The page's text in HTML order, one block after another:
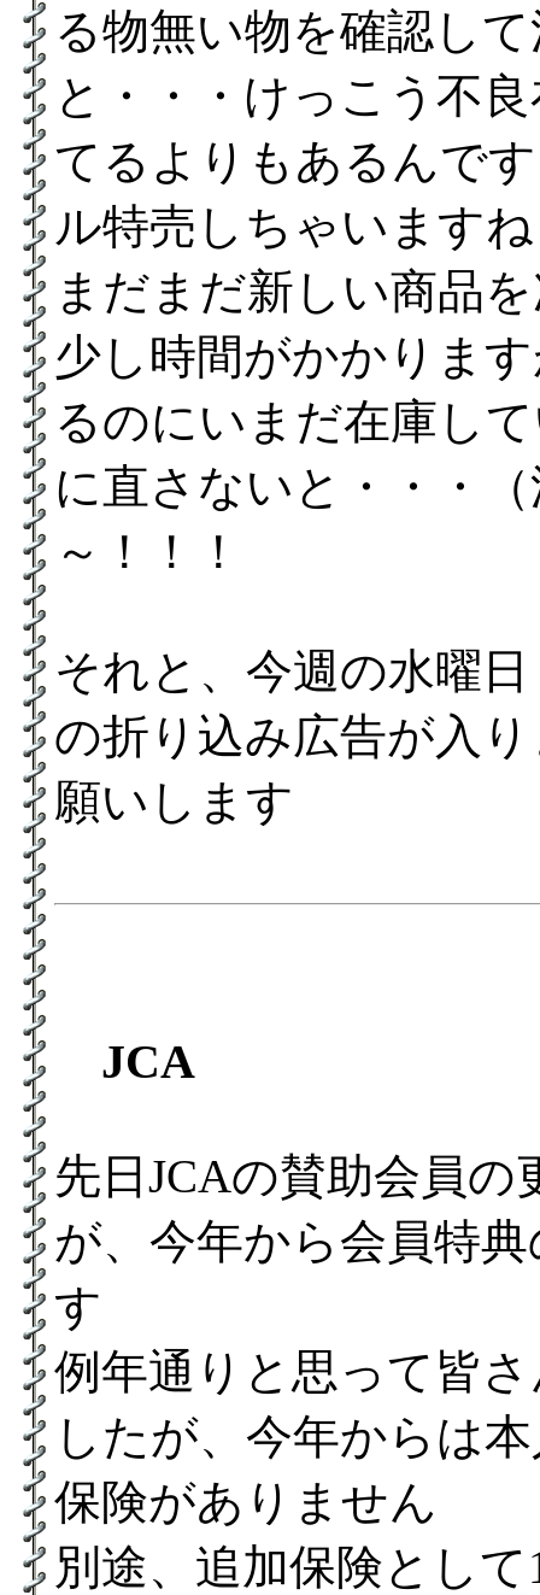
る物無い物を確認し
と・・・けっこう不
てるよりもあるんで
ル特売しちゃいます
まだまだ新しい商品
少し時間がかかりま
るのにいまだ在庫し
に直さないと・・・
～！！！
それと、今週の水曜
の折り込み広告が入
願いします
JCA
先日JCAの賛助会員
が、今年から会員特
す
例年通りと思って皆
したが、今年からは
保険がありません
別途、追加保険とし